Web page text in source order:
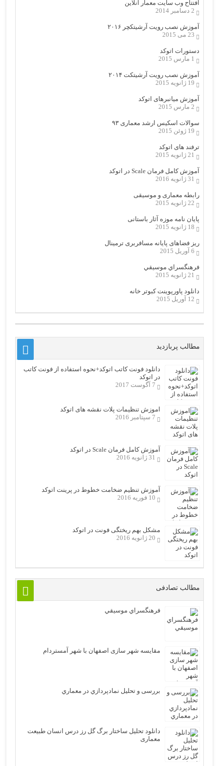
افتتاح وب سایت معمار آنلاین
2 دسامبر 2014
آموزش نصب رویت آرشیتکچر ۲۰۱۶
23 می 2015
دستورات اتوکد
1 مارس 2015
آموزش نصب رویت آرشیتکت ۲۰۱۴
19 ژانویه 2015
آموزش میانبرهای اتوکد
2 مارس 2015
سوالات اسکیس ارشد معماری ۹۳
19 ژوئن 2015
ترفند های اتوکد
21 ژانویه 2015
آموزش کامل فرمان Scale در اتوکد
31 ژانویه 2016
رابطه معماری و موسیقی
22 ژانویه 2015
پایان نامه موزه آثار باستانی
18 ژانویه 2015
ریز فضاهای پایانه مسافربری ترمینال
6 آوریل 2015
فرهنگسراي موسيقي
21 ژانویه 2015
دانلود پاورپوینت کبوتر خانه
12 آوریل 2015
مطالب پربازدید
دانلود فونت کاتب اتوکد+نحوه استفاده از فونت کاتب
در اتوکد
7 آگوست 2017
اموزش تنظیمات پلات نقشه های اتوکد
7 سپتامبر 2016
آموزش کامل فرمان Scale در اتوکد
31 ژانویه 2016
آموزش تنظیم ضخامت خطوط در پرینت اتوکد
10 فوریه 2016
مشکل بهم ریختگی فونت در اتوکد
20 ژانویه 2016
مطالب تصادفی
فرهنگسراي موسيقي
مقایسه شهر سازی اصفهان با شهر آمستردام
بررسی و تحلیل نمادپردازي در معماري
دانلود تحلیل ساختار برگ گل رز درس انسان طبیعت
معماری